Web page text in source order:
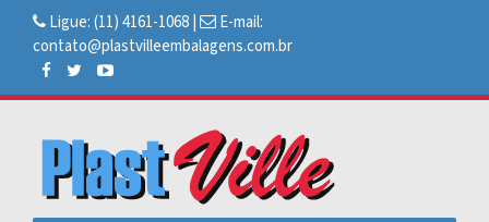
Ligue: (11) 4161-1068
E-mail:
contato@plastvilleembalagens.com.br